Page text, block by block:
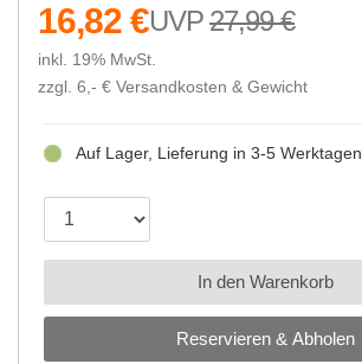
27,99 €
16,82 €
inkl. 19% MwSt.
zzgl. 6,- € Versandkosten & Gewicht
Reservieren & Abholen
Auf Lager, Lieferung in 3-5 Werktagen
In den Warenkorb